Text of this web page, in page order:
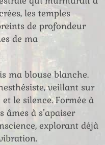
les temples
de profondeur
de ma
ma blouse blanche.
veillant sur
le silence. Formée à
âmes à s’apaiser
explorant déjà